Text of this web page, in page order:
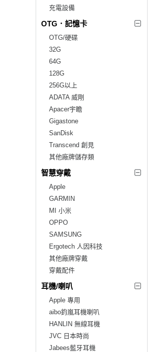
充電設備
OTG．記憶卡
OTG/硬碟
32G
64G
128G
256G以上
ADATA 威剛
Apacer宇瞻
Gigastone
SanDisk
Transcend 創見
其他廠牌儲存類
智慧穿戴
Apple
GARMIN
MI 小米
OPPO
SAMSUNG
Ergotech 人因科技
其他廠牌穿戴
穿戴配件
耳機/喇叭
Apple 專用
aibo鈞嵐耳機喇叭
HANLIN 無線耳機
JVC 日本時尚
Jabees藍牙耳機